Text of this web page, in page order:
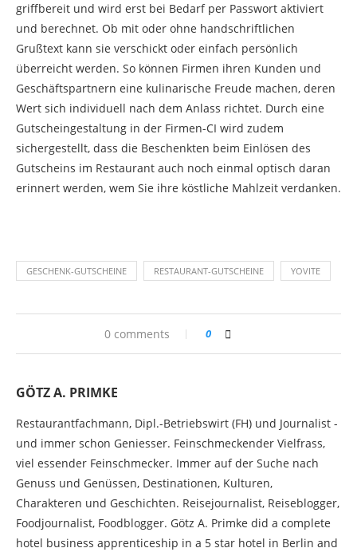
griffbereit und wird erst bei Bedarf per Passwort aktiviert
und berechnet. Ob mit oder ohne handschriftlichen
Grußtext kann sie verschickt oder einfach persönlich
überreicht werden. So können Firmen ihren Kunden und
Geschäftspartnern eine kulinarische Freude machen, deren
Wert sich individuell nach dem Anlass richtet. Durch eine
Gutscheingestaltung in der Firmen-CI wird zudem
sichergestellt, dass die Beschenkten beim Einlösen des
Gutscheins im Restaurant auch noch einmal optisch daran
erinnert werden, wem Sie ihre köstliche Mahlzeit verdanken.
GESCHENK-GUTSCHEINE RESTAURANT-GUTSCHEINE YOVITE
0 comments 0
GÖTZ A. PRIMKE
Restaurantfachmann, Dipl.-Betriebswirt (FH) und Journalist -
und immer schon Geniesser. Feinschmeckender Vielfrass,
viel essender Feinschmecker. Immer auf der Suche nach
Genuss und Genüssen, Destinationen, Kulturen,
Charakteren und Geschichten. Reisejournalist, Reiseblogger,
Foodjournalist, Foodblogger. Götz A. Primke did a complete
hotel business apprenticeship in a 5 star hotel in Berlin and